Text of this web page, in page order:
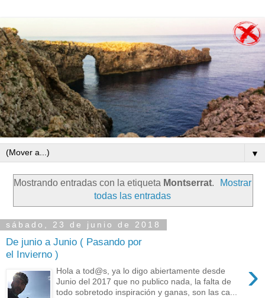
▼
Mostrando entradas con la etiqueta Montserrat.
Mostrar
todas las entradas
sábado, 23 de junio de 2018
De junio a Junio ( Pasando por
el Invierno )
›
Hola a tod@s, ya lo digo abiertamente desde
Junio del 2017 que no publico nada, la falta de
todo sobretodo inspiración y ganas, son las ca...